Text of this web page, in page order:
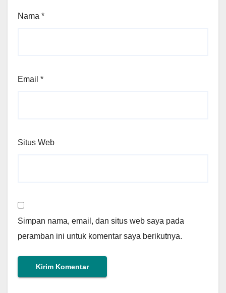
Nama *
Email *
Situs Web
Simpan nama, email, dan situs web saya pada
peramban ini untuk komentar saya berikutnya.